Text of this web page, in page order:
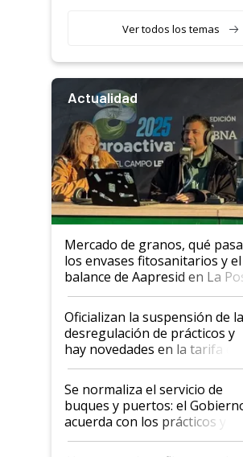
Ver todos los temas
Actualidad
Mercado de granos, qué
los envases fitosanitarios y el
balance de Aapresid en La
Oficializan la suspensión de la
desregulación de prácticos y
hay novedades en la tarifa de
la hidrovía
Se normaliza el servicio de
buques y puertos: el
acuerda con los prácticos y
suspende el decreto de